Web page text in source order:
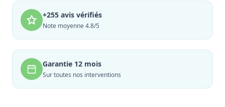
+255 avis vérifiés
Note moyenne 4.8/5
Garantie 12 mois
Sur toutes nos interventions